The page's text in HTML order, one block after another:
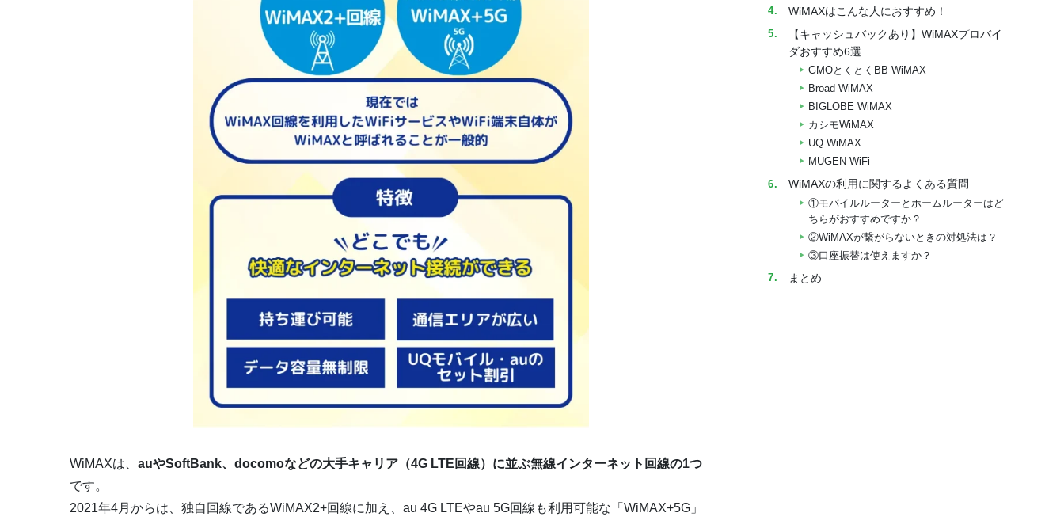
WiMAXは、 auやSoftBank、docomoなどの大手キャリア（4G LTE回線）に並ぶ無線インターネット回線の1つ
です。
2021年4月からは、独自回線であるWiMAX2+回線に加え、au 4G LTEやau 5G回線も利用可能な「WiMAX+5G」
WiMAXはこんな人におすすめ！
【キャッシュバックあり】WiMAXプロバイ
ダおすすめ6選
GMOとくとくBB WiMAX
Broad WiMAX
BIGLOBE WiMAX
カシモWiMAX
UQ WiMAX
MUGEN WiFi
WiMAXの利用に関するよくある質問
①モバイルルーターとホームルーターはど
ちらがおすすめですか？
②WiMAXが繋がらないときの対処法は？
③口座振替は使えますか？
まとめ